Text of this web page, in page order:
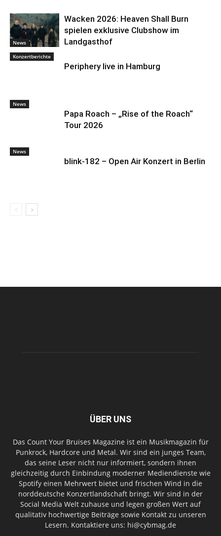
News
Wacken 2026: Heaven Shall Burn
spielen exklusive Clubshow im
Landgasthof
Konzertberichte
Periphery live in Hamburg
News
Papa Roach – „Rise of the Roach“
Tour 2026
News
blink-182 – Open Air Konzert in Berlin
ÜBER UNS
Das Count Your Bruises Magazine ist ein Musikmagazin für
Punkrock, Hardcore und Metal. Wir sind ein junges Team,
das seine Leser nicht nur informiert, sondern ihnen
gleichzeitig durch Einbindung moderner Mediendienste wie
Spotify einen Mehrwert bietet und frischen Wind in die
norddeutsche Konzertlandschaft bringt. Wir sind in der
Social Media Welt zuhause und legen großen Wert auf
qualitativ hochwertige Beiträge sowie Kontakt zu unseren
Lesern. Kontaktiere uns: hi@cybmag.de